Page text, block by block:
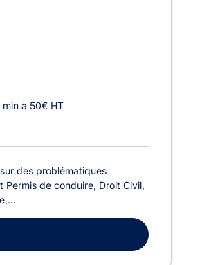
à 50€ HT
des problématiques
Permis de conduire, Droit Civil,